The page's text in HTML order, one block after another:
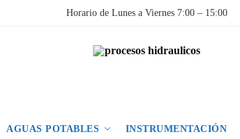
Horario de Lunes a Viernes 7:00 – 15:00
AGUAS POTABLES INSTRUMENTACIÓN